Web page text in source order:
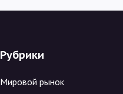
Рубрики
Мировой рынок